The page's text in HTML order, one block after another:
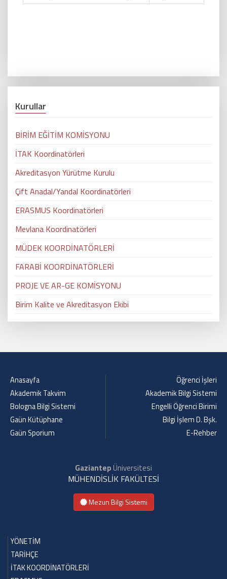
Kurullar
BİRİM EĞİTİM KOMİSYONU
İTAK Koordinatörleri
Akreditasyon Yürütme Kurulu
Çift Anadal/Yandal Koordinatörleri
ERASMUS Koordinatörleri
Mevlana Koordinatörleri
MÜDEK KOORDİNATÖRLERİ
FARABİ KOORDİNATÖRLERİ
PROJE VE AR-GE KOMİSYONU
Birim Kalite ve Akreditasyon Ekibi
Anasayfa
Akademik Takvim
Bologna Bilgi Sistemi
Gaün Kütüphane
Gaün Sporium
Öğrenci İşleri
Akademik Bilgi Sistemi
Engelli Öğrenci Birimi
Bilgi İşlem D. Bşk.
E-Rehber
GaziantepÜniversitesi
MÜHENDİSLİK FAKÜLTESİ
Mezun Bilgi Sistemi
YÖNETİM
TARİHÇE
İTAK KOORDİNATÖRLERİ